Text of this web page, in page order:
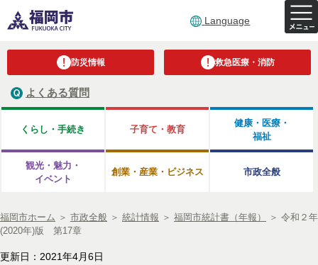
Language
防災情報 救急医療・消防
よくある質問
くらし・手続き 子育て・教育
健康・医療・
福祉
観光・魅力・
イベント
創業・産業・ビジネス 市政全般
福岡市ホーム ＞ 市政全般 ＞ 統計情報 ＞ 福岡市統計書（年報） ＞ 令和２年
(2020年)版 第17章
更新日：2021年4月6日